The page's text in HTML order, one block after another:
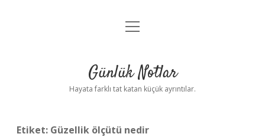
Anasayfa
Yasal Uyarı
menüyü
Günlük Notlar
Hayata farklı tat katan küçük ayrıntılar.
Etiket: Güzellik ölçütü nedir